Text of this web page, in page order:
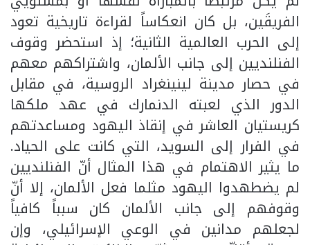
الفريقَين، بل كان انعكاساً لقراءة تاريخية تعود
إلى الحرب العالمية الثانية؛ إذ استحضر وقوف
الفنلنديين إلى جانب الألمان، واشتراكهم معهم
في حصار مدينة لينينغراد الروسية، في مقابل
الدور الذي لعبته الدنمارك في عهد ملكها
كريستيان العاشر في إنقاذ اليهود ومساعدتهم
في الفرار إلى السويد، التي كانت على الحياد.
ما يثير الاهتمام في هذا المثال أنّ الفنلنديين
لم يضطهدوا اليهود مثلما فعل الألمان، إلا أنّ
وقوفهم إلى جانب الألمان كان سبباً كافياً
لجعلهم مدانين في الوعي الإسرائيلي، وإن